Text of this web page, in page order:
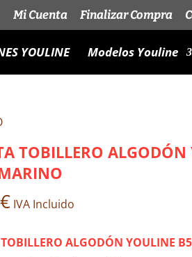
Mi Cuenta Finalizar Compra
YOULINE Modelos Youline
TOBILLERO
€ IVA Incluido
ALGODÓN YOULINE